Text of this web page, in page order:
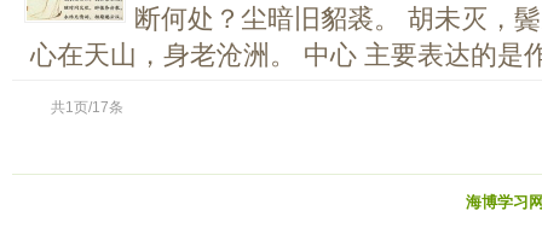
断何处？尘暗旧貂裘。 胡未灭，
心在天山，身老沧洲。 中心 主要表达的是
共1页/17条
海博学习